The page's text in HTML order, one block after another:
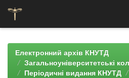
navigationЕлектронний архів КНУТД
Загальноуніверситетські
Періодичні видання КНУТД